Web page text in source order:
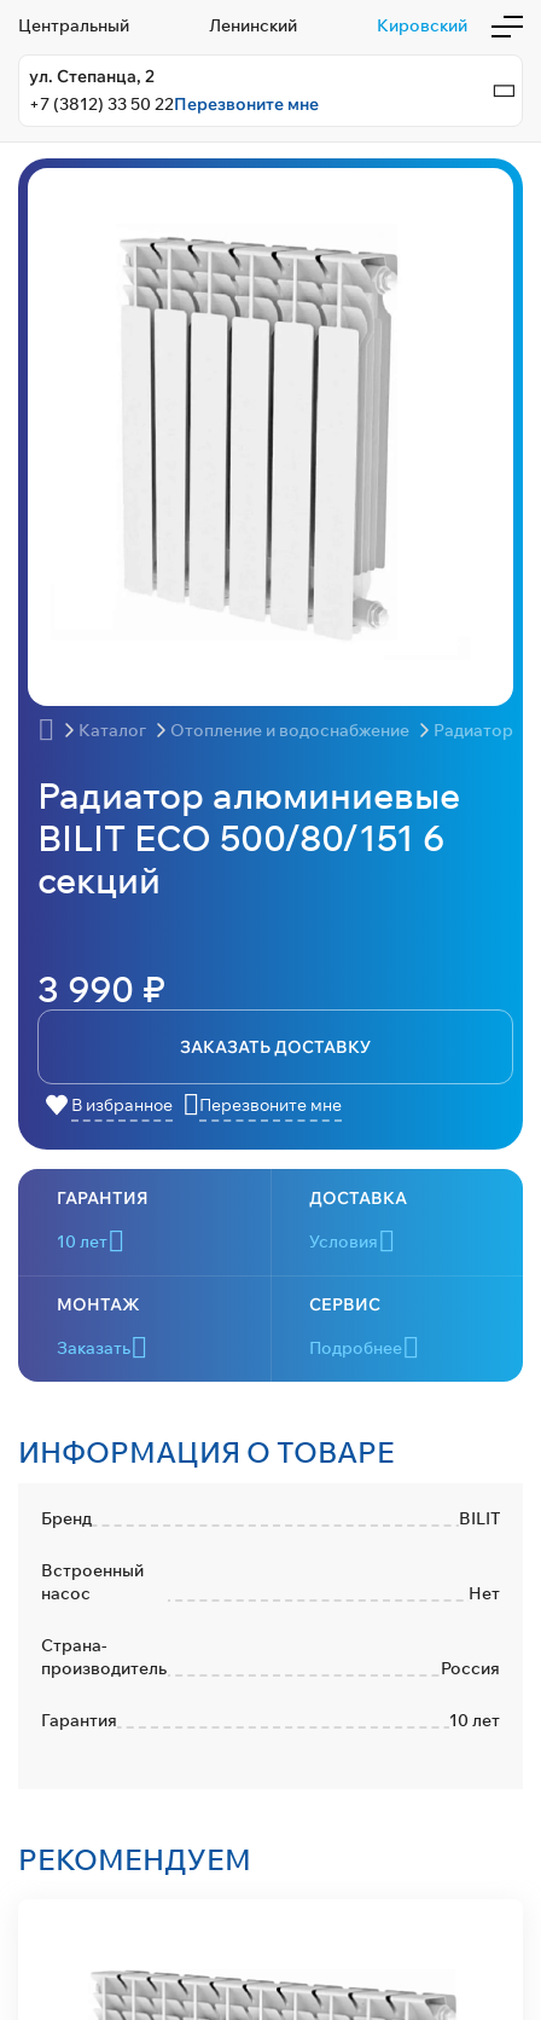
Центральный Ленинский Кировский
ул. Степанца, 2
+7 (3812) 33 50 22Перезвоните мне
Каталог Отопление и водоснабжение Радиаторы
Радиатор алюминиевые
BILIT ECO 500/80/151 6
секций
3 990 ₽
ЗАКАЗАТЬ ДОСТАВКУ
В избранное Перезвоните мне
ГАРАНТИЯ
10 лет
ДОСТАВКА
Условия
МОНТАЖ
Заказать
СЕРВИС
Подробнее
ИНФОРМАЦИЯ О ТОВАРЕ
Бренд BILIT
Встроенный
насос
Нет
Страна-
производитель
Россия
Гарантия 10 лет
РЕКОМЕНДУЕМ